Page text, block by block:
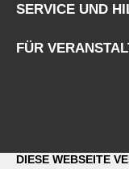
SERVICE UND
FÜR
DIESE WEBSEITE